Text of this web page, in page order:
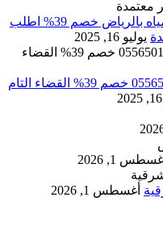
افضل شركة كشف تسربات المياه بالرياض خصم 39% اطلب
يوليو 16, 2025
مكافحة حشرات بالرياض 055650170 خصم 39% القضاء التام
أغسطس 1, 2026
أغسطس 1, 2026